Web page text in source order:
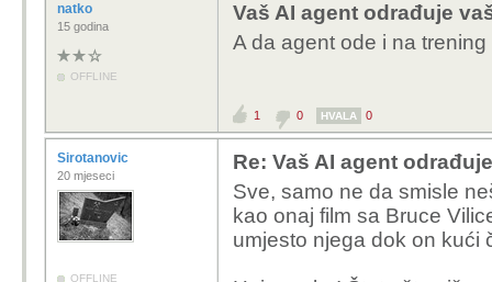
misečno vraćati
godine...taman da
u dućan i onda od
sve te stvai ne
natko
15 godina
OFFLINE
Vaš AI agent odrađuje
A da agent ode i na
1 0 HVALA 0
Sirotanovic
20 mjeseci
OFFLINE
Re: Vaš AI agent
Sve, samo ne da smisle
kao onaj film sa Bruce
umjesto njega dok on kući